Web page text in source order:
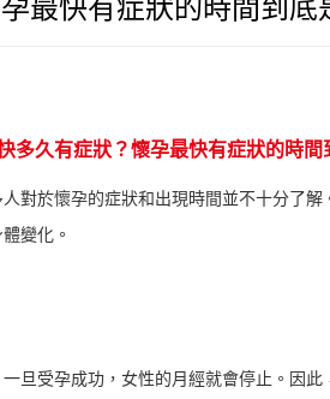
多久有症狀？懷孕最快有症狀的時間
對於懷孕的症狀和出現時間並不十分了
變化。
旦受孕成功，女性的月經就會停止。因